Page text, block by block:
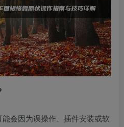
会因为误操作、插件安装或软